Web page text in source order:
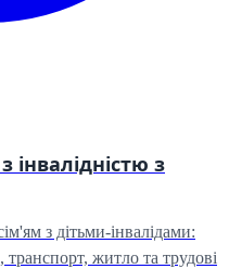
інвалідністю з
з дітьми-інвалідами:
транспорт, житло та трудові